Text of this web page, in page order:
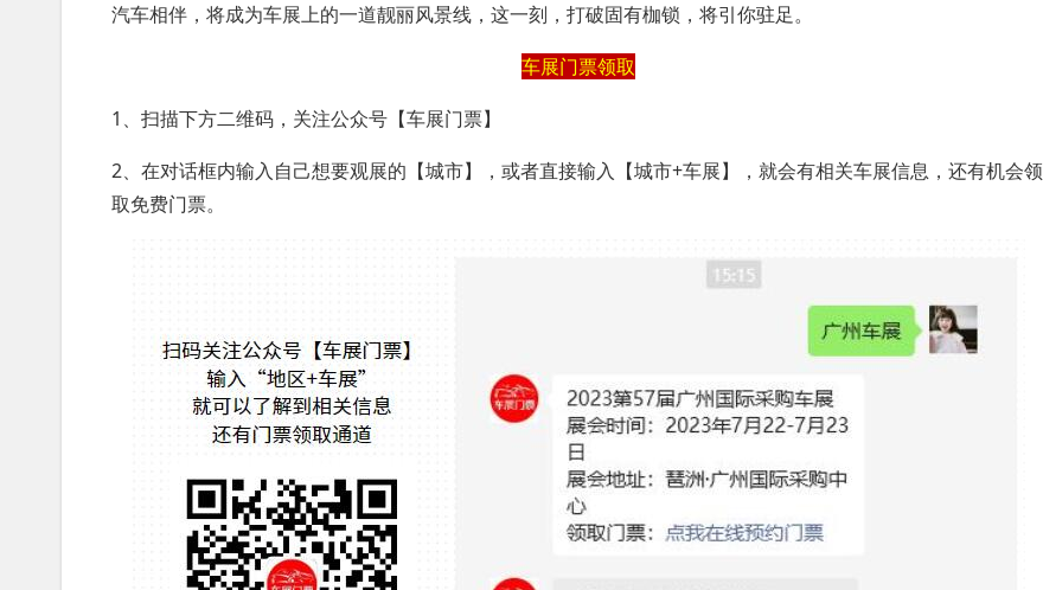
汽车相伴，将成为车展上的一道靓丽风景线，这一刻，打破固有枷锁，将引你驻足。
车展门票领取
1、扫描下方二维码，关注公众号【车展门票】
2、在对话框内输入自己想要观展的【城市】，或者直接输入【城市+车展】，就会有相关车展信息，还有机会领
取免费门票。